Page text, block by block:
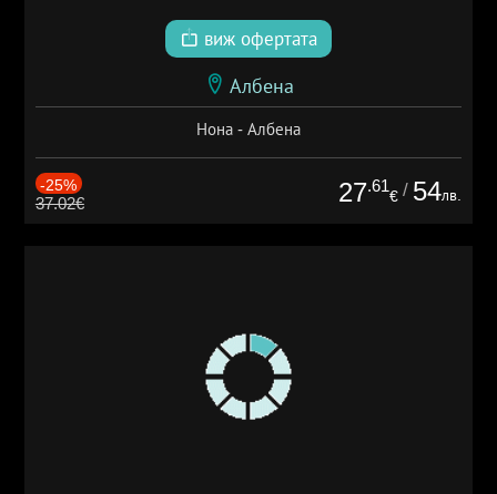
виж офертата
Албена
Нона - Албена
-25%
37.02€ 27.61
€ / 54лв.